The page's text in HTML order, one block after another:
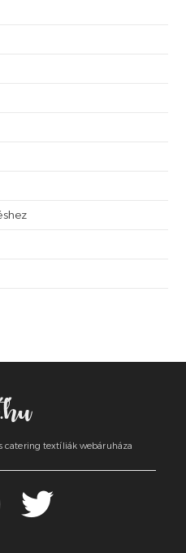
catering textíliák webáruháza